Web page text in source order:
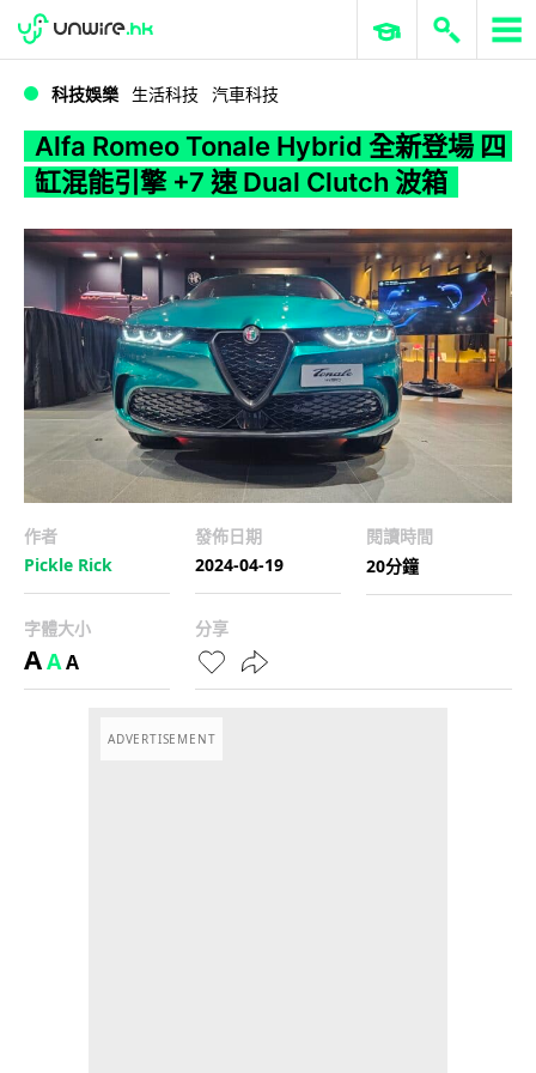
WWDC 2026 ERP 與商業 AI
科技娛樂 生活科技 汽車科技
Alfa Romeo Tonale Hybrid 全新登場 四
缸混能引擎 +7 速 Dual Clutch 波箱
作者
Pickle Rick
發佈日期
2024-04-19
閱讀時間
20分鐘
字體大小
AAA
分享
ADVERTISEMENT